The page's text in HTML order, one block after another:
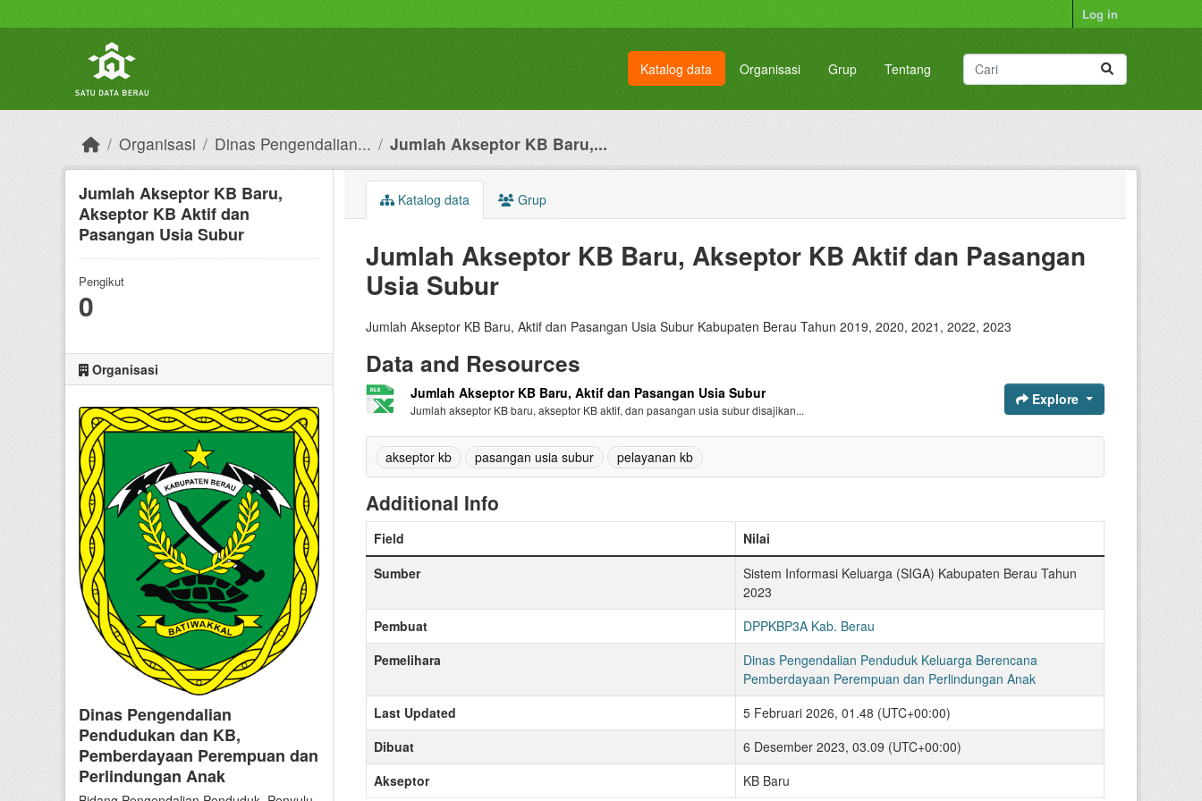
Log in
Katalog data Organisasi Grup Tentang
Organisasi Dinas Pengendalian... Jumlah Akseptor KB Baru,...
Jumlah Akseptor KB Baru,
Akseptor KB Aktif dan
Pasangan Usia Subur
Pengikut
0
Organisasi
Dinas Pengendalian
Pendudukan dan KB,
Pemberdayaan Perempuan dan
Perlindungan Anak
Katalog data Grup
Jumlah Akseptor KB Baru, Akseptor KB Aktif dan Pasangan
Usia Subur
Jumlah Akseptor KB Baru, Aktif dan Pasangan Usia Subur Kabupaten Berau Tahun 2019, 2020, 2021, 2022, 2023
Data and Resources
Jumlah Akseptor KB Baru, Aktif dan Pasangan Usia Subur
Jumlah akseptor KB baru, akseptor KB aktif, dan pasangan usia subur disajikan...
Explore
akseptor kb pasangan usia subur pelayanan kb
Additional Info
Field
Nilai
Sumber
Sistem Informasi Keluarga (SIGA) Kabupaten Berau Tahun
2023
Pembuat
DPPKBP3A Kab. Berau
Pemelihara
Dinas Pengendalian Penduduk Keluarga Berencana
Pemberdayaan Perempuan dan Perlindungan Anak
Last Updated
5 Februari 2026, 01.48 (UTC+00:00)
Dibuat
6 Desember 2023, 03.09 (UTC+00:00)
Akseptor
KB Baru